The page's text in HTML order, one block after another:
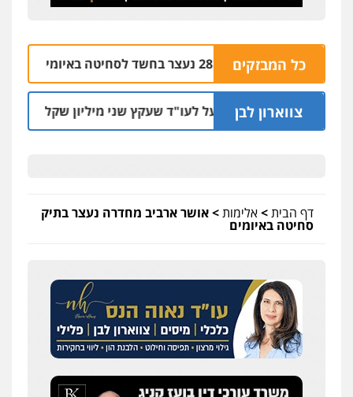
כל המבזקים
נצרת: בן 28 נעצר בחשד לסחיטה באיומים מטלפון שאינו שלו
צווארון לבן
מאסר בפועל לעו"ד שעקץ שני מיליון שקל על דירה
דף הבית>אלימות>אושר ארביב מחדרה נעצר בתיק
סחיטה באיומים